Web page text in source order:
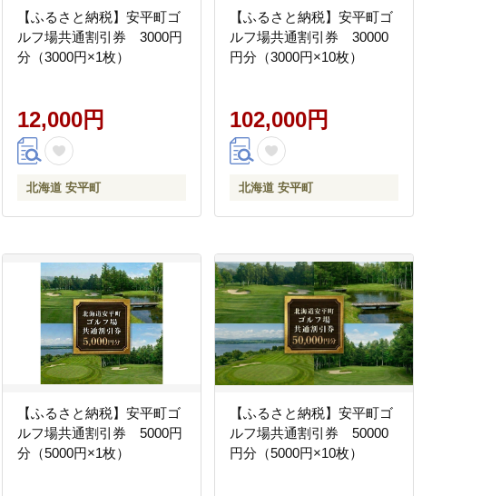
【ふるさと納税】安平町ゴ
ルフ場共通割引券 3000円
分（3000円×1枚）
12,000円
北海道 安平町
【ふるさと納税】安平町ゴ
ルフ場共通割引券 30000
円分（3000円×10枚）
102,000円
北海道 安平町
【ふるさと納税】安平町ゴ
ルフ場共通割引券 5000円
分（5000円×1枚）
【ふるさと納税】安平町ゴ
ルフ場共通割引券 50000
円分（5000円×10枚）